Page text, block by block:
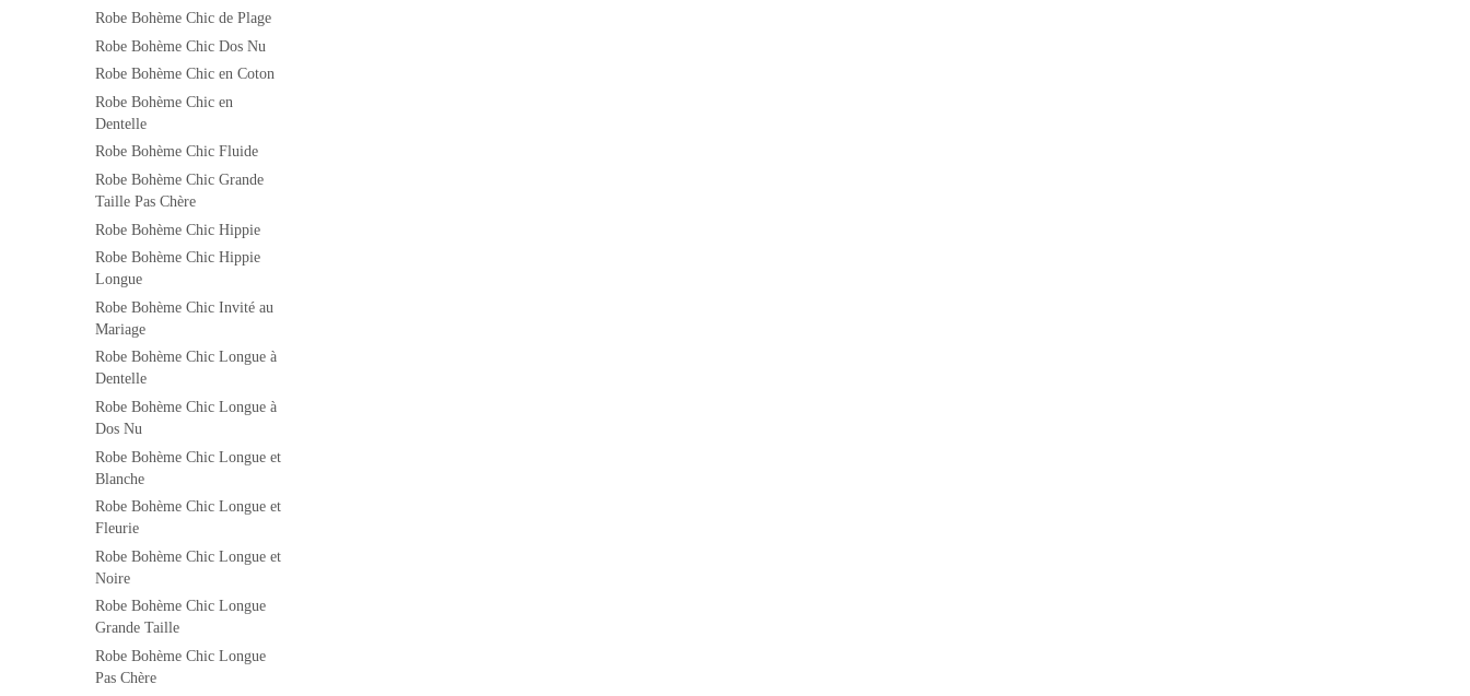
Robe Bohème Chic de Plage
Robe Bohème Chic Dos Nu
Robe Bohème Chic en Coton
Robe Bohème Chic en
Dentelle
Robe Bohème Chic Fluide
Robe Bohème Chic Grande
Taille Pas Chère
Robe Bohème Chic Hippie
Robe Bohème Chic Hippie
Longue
Robe Bohème Chic Invité au
Mariage
Robe Bohème Chic Longue à
Dentelle
Robe Bohème Chic Longue à
Dos Nu
Robe Bohème Chic Longue et
Blanche
Robe Bohème Chic Longue et
Fleurie
Robe Bohème Chic Longue et
Noire
Robe Bohème Chic Longue
Grande Taille
Robe Bohème Chic Longue
Pas Chère